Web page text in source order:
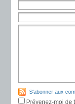
S'abonner aux
Prévenez-moi de